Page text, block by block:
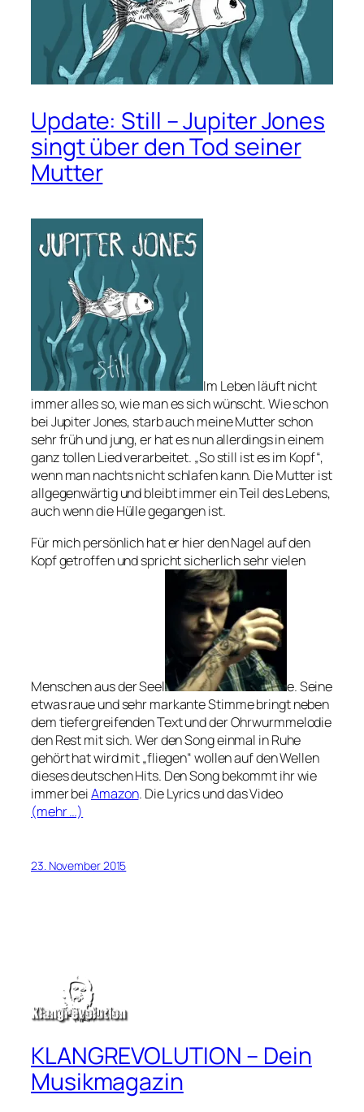
Update: Still – Jupiter Jones
singt über den Tod seiner
Mutter
Im Leben läuft nicht
immer alles so, wie man es sich wünscht. Wie schon
bei Jupiter Jones, starb auch meine Mutter schon
sehr früh und jung, er hat es nun allerdings in einem
ganz tollen Lied verarbeitet. „So still ist es im Kopf“,
wenn man nachts nicht schlafen kann. Die Mutter ist
allgegenwärtig und bleibt immer ein Teil des Lebens,
auch wenn die Hülle gegangen ist.
Für mich persönlich hat er hier den Nagel auf den
Kopf getroffen und spricht sicherlich sehr vielen
Menschen aus der Seel
e. Seine
etwas raue und sehr markante Stimme bringt neben
dem tiefergreifenden Text und der Ohrwurmmelodie
den Rest mit sich. Wer den Song einmal in Ruhe
gehört hat wird mit „fliegen“ wollen auf den Wellen
dieses deutschen Hits. Den Song bekommt ihr wie
immer beiAmazon. Die Lyrics und das Video
(mehr …)
23. November 2015
KLANGREVOLUTION – Dein
Musikmagazin